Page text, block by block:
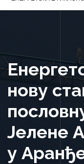
а
а
ј
нову
Јелене
у